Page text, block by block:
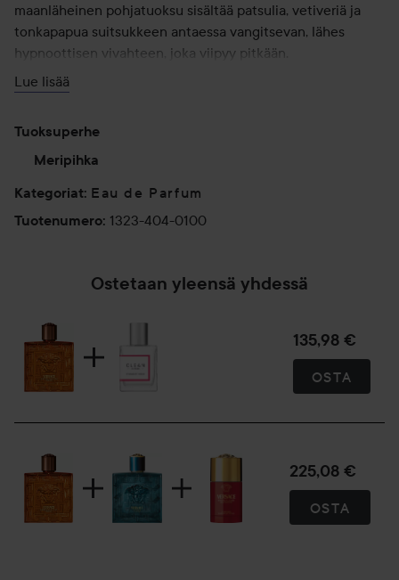
maanläheinen pohjatuoksu sisältää patsulia, vetiveriä ja
tonkapapua suitsukkeen antaessa vangitsevan, lähes
hypnoottisen vivahteen, joka viipyy pitkään.
• maskuliininen, itämainen ja aistillinen
• Parfum
muskatellisalvia
Sydän: oud, setripuu, kinuski
Lue lisää
Tuoksuperhe
Meripihka
Kategoriat: Eau de Parfum
Tuotenumero: 1323-404-0100
Ostetaan yleensä yhdessä
135,98 €
OSTA
225,08 €
OSTA